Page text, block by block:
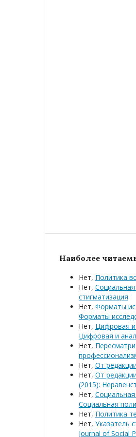
Наиболее
Нет, Политика
Нет,
стигматизация
Нет, Форматы
Форматы
Нет, Цифровая и
Цифровая и
Нет,
Нет, От
Нет, От
(2015):
Нет,
Социальная
Нет, Политика
Нет, Указатель
Journal of Social